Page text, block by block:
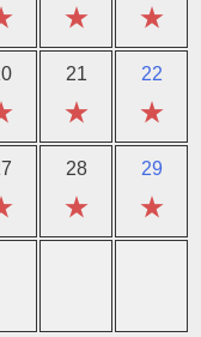
★ ★
21
★
22
★
28
★
29
★